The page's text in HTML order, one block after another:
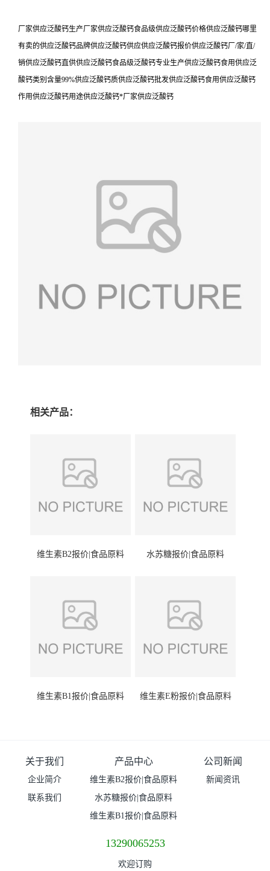
厂家供应泛酸钙生产厂家供应泛酸钙食品级供应泛酸钙价格供应泛酸钙哪里
有卖的供应泛酸钙品牌供应泛酸钙供应供应泛酸钙报价供应泛酸钙厂/家/直/
销供应泛酸钙直供供应泛酸钙食品级泛酸钙专业生产供应泛酸钙食用供应泛
酸钙类别含量99%供应泛酸钙质供应泛酸钙批发供应泛酸钙食用供应泛酸钙
作用供应泛酸钙用途供应泛酸钙*厂家供应泛酸钙
相关产品：
维生素B2报价|食品原料 水苏糖报价|食品原料
维生素B1报价|食品原料 维生素E粉报价|食品原料
关于我们
企业简介
联系我们
产品中心
维生素B2报价|食品原料
水苏糖报价|食品原料
维生素B1报价|食品原料
公司新闻
新闻资讯
13290065253
欢迎订购